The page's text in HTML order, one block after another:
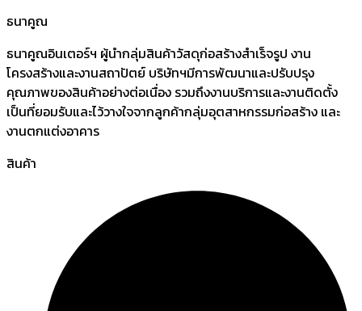
ธนาคูณ
ธนาคูณอินเตอร์ฯ ผู้นำกลุ่มสินค้าวัสดุก่อสร้างสำเร็จรูป งาน
โครงสร้างและงานสถาปัตย์ บริษัทฯมีการพัฒนาและปรับปรุง
คุณภาพของสินค้าอย่างต่อเนื่อง รวมถึงงานบริการและงานติดตั้ง
เป็นที่ยอมรับและไว้วางใจจากลูกค้ากลุ่มอุตสาหกรรมก่อสร้าง และ
งานตกแต่งอาคาร
สินค้า